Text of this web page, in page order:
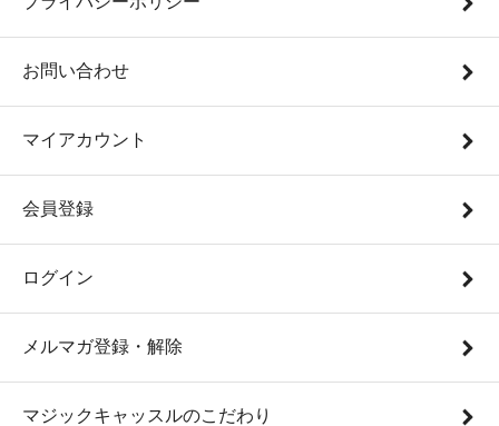
お問い合わせ
マイアカウント
会員登録
ログイン
メルマガ登録・解除
マジックキャッスルのこだわり